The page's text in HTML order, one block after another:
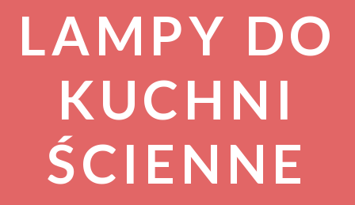
LAMPY DO
KUCHNI
ŚCIENNE